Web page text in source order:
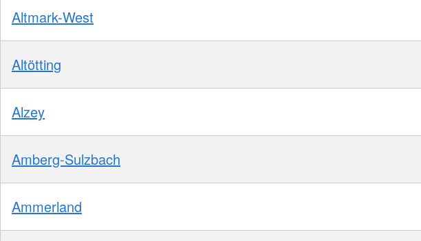
Altmark-West
Altötting
Alzey
Amberg-Sulzbach
Ammerland